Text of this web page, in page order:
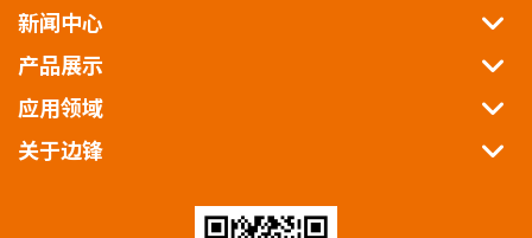
新闻中心
产品展示
应用领域
关于边锋